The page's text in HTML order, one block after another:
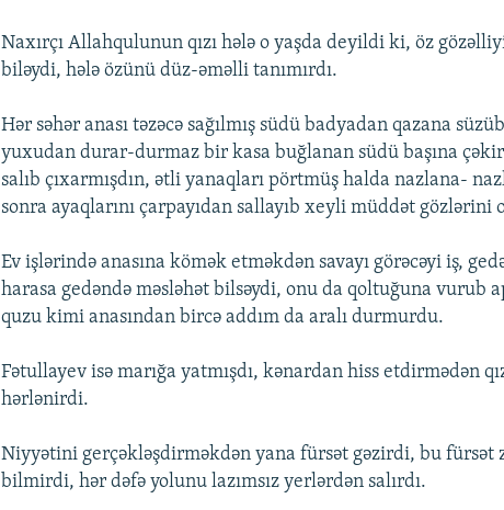
Naxırçı Allahqulunun qızı hələ o yaşda deyildi ki, öz
biləydi, hələ özünü düz-əməlli tanımırdı.
Hər səhər anası təzəcə sağılmış südü badyadan qazana
yuxudan durar-durmaz bir kasa buğlanan südü başına
salıb çıxarmışdın, ətli yanaqları pörtmüş halda nazlana-
sonra ayaqlarını çarpayıdan sallayıb xeyli müddət gözlərini
Ev işlərində anasına kömək etməkdən savayı görəcəyi iş,
harasa gedəndə məsləhət bilsəydi, onu da qoltuğuna vurub
quzu kimi anasından bircə addım da aralı durmurdu.
Fətullayev isə marığa yatmışdı, kənardan hiss etdirmədən
hərlənirdi.
Niyyətini gerçəkləşdirməkdən yana fürsət gəzirdi, bu fürsət
bilmirdi, hər dəfə yolunu lazımsız yerlərdən salırdı.